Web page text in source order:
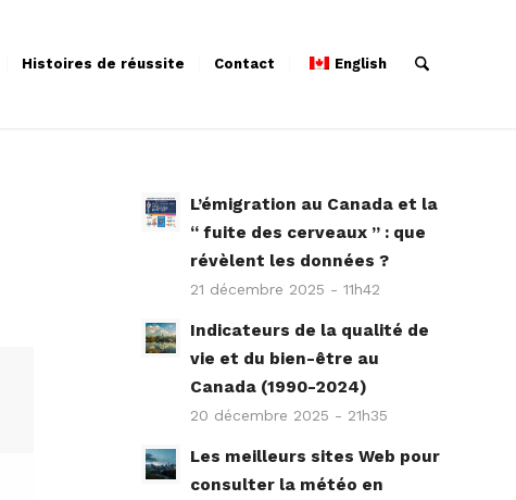
Histoires de réussite Contact English
L’émigration au Canada et la
“ fuite des cerveaux ” : que
révèlent les données ?
21 décembre 2025 - 11h42
Indicateurs de la qualité de
vie et du bien-être au
Canada (1990-2024)
20 décembre 2025 - 21h35
Les meilleurs sites Web pour
consulter la météo en